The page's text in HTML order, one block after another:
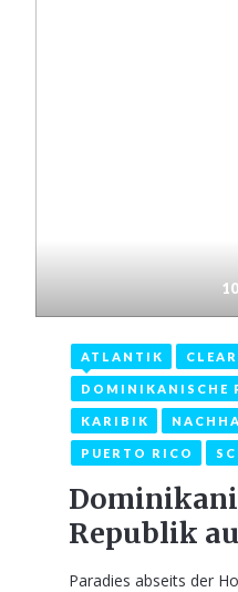
ATLANTIK
DOMINIKANISCHE
KARIBIK
PUERTO RICO
Republik
Paradies abseits der